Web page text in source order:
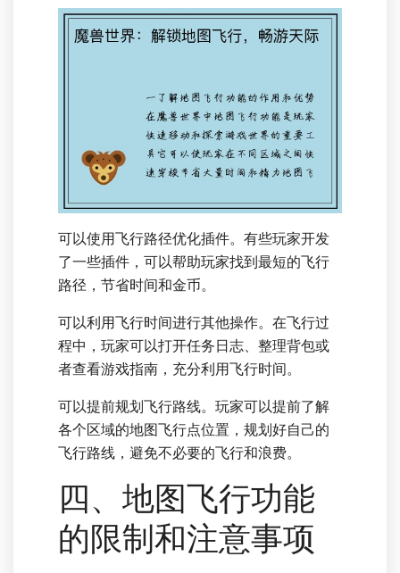
可以使用飞行路径优化插件。有些玩家开发
了一些插件，可以帮助玩家找到最短的飞行
路径，节省时间和金币。
可以利用飞行时间进行其他操作。在飞行过
程中，玩家可以打开任务日志、整理背包或
者查看游戏指南，充分利用飞行时间。
可以提前规划飞行路线。玩家可以提前了解
各个区域的地图飞行点位置，规划好自己的
飞行路线，避免不必要的飞行和浪费。
四、地图飞行功能
的限制和注意事项